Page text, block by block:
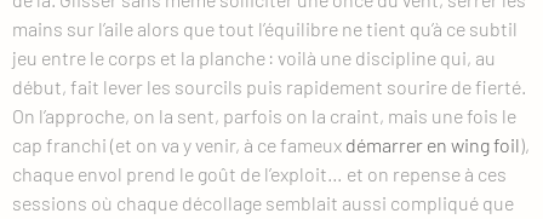
mains sur l’aile alors que tout l’équilibre ne tient qu’à ce subtil
jeu entre le corps et la planche : voilà une discipline qui, au
début, fait lever les sourcils puis rapidement sourire de fierté.
On l’approche, on la sent, parfois on la craint, mais une fois le
cap franchi (et on va y venir, à ce fameux démarrer en wing foil),
chaque envol prend le goût de l’exploit… et on repense à ces
sessions où chaque décollage semblait aussi compliqué que